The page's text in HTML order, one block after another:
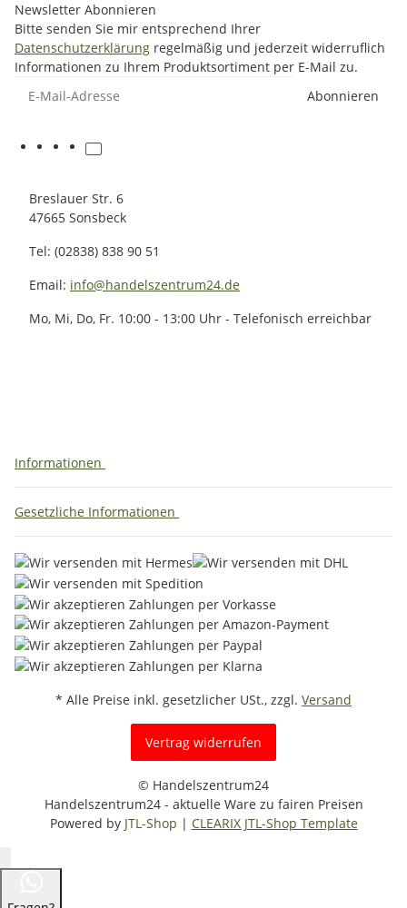
Newsletter Abonnieren
Bitte senden Sie mir entsprechend Ihrer
Datenschutzerklärung regelmäßig und jederzeit widerruflich
Informationen zu Ihrem Produktsortiment per E-Mail zu.
Abonnieren
Breslauer Str. 6
47665 Sonsbeck
Tel: (02838) 838 90 51
Email: info@handelszentrum24.de
Mo, Mi, Do, Fr. 10:00 - 13:00 Uhr - Telefonisch erreichbar
Informationen
Gesetzliche Informationen
* Alle Preise inkl. gesetzlicher USt., zzgl. Versand
Vertrag widerrufen
© Handelszentrum24
Handelszentrum24 - aktuelle Ware zu fairen Preisen
Powered by JTL-Shop | CLEARIX JTL-Shop Template